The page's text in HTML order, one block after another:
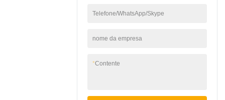
Telefone/WhatsApp/Skype
nome da empresa
*Contente